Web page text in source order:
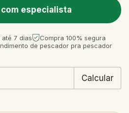
com especialista
7 dias
Compra 100% segura
de pescador pra pescador
Calcular